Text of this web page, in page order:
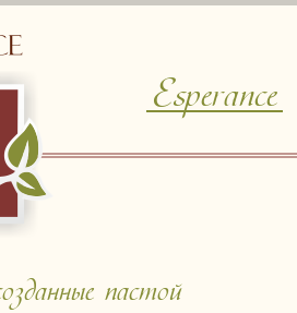
Esperance
VinaGecko.com
пастой